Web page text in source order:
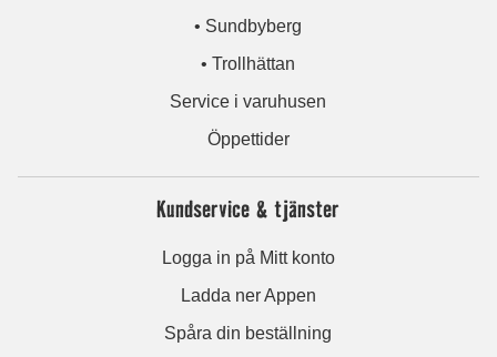
• Sundbyberg
• Trollhättan
Service i varuhusen
Öppettider
Kundservice & tjänster
Logga in på Mitt konto
Ladda ner Appen
Spåra din beställning